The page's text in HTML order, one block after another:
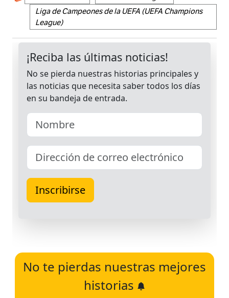
Liga de Campeones de la UEFA (UEFA Champions
League)
No te pierdas nuestras mejores
historias